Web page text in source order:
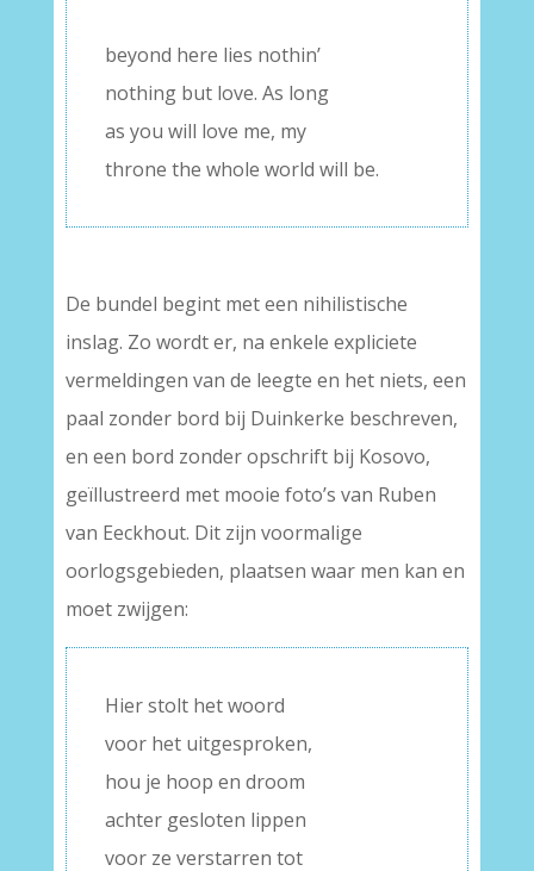
beyond here lies nothin’
nothing but love. As long
as you will love me, my
throne the whole world will be.
De bundel begint met een nihilistische
inslag. Zo wordt er, na enkele expliciete
vermeldingen van de leegte en het niets, een
paal zonder bord bij Duinkerke beschreven,
en een bord zonder opschrift bij Kosovo,
geïllustreerd met mooie foto’s van Ruben
van Eeckhout. Dit zijn voormalige
oorlogsgebieden, plaatsen waar men kan en
moet zwijgen:
Hier stolt het woord
voor het uitgesproken,
hou je hoop en droom
achter gesloten lippen
voor ze verstarren tot